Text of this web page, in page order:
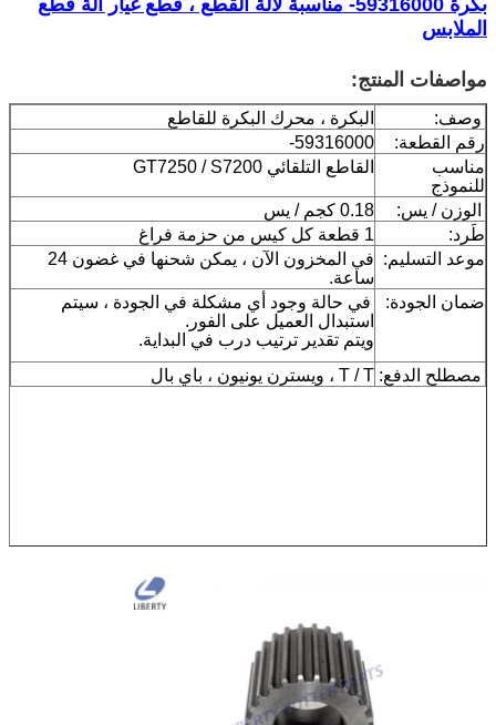
الملابس
مواصفات المنتج:
وصف:
البكرة ، محرك البكرة للقاطع
رقم القطعة:
59316000-
مناسب
للنموذج
القاطع التلقائي GT7250 / S7200
الوزن / يس:
0.18 كجم / يس
طَرد:
1 قطعة كل كيس من حزمة فراغ
موعد التسليم:
في المخزون الآن ، يمكن شحنها في غضون 24
ساعة.
ضمان الجودة:
في حالة وجود أي مشكلة في الجودة ، سيتم
استبدال العميل على الفور.
ويتم تقدير ترتيب درب في البداية.
مصطلح الدفع: T / T ، ويسترن يونيون ، باي بال